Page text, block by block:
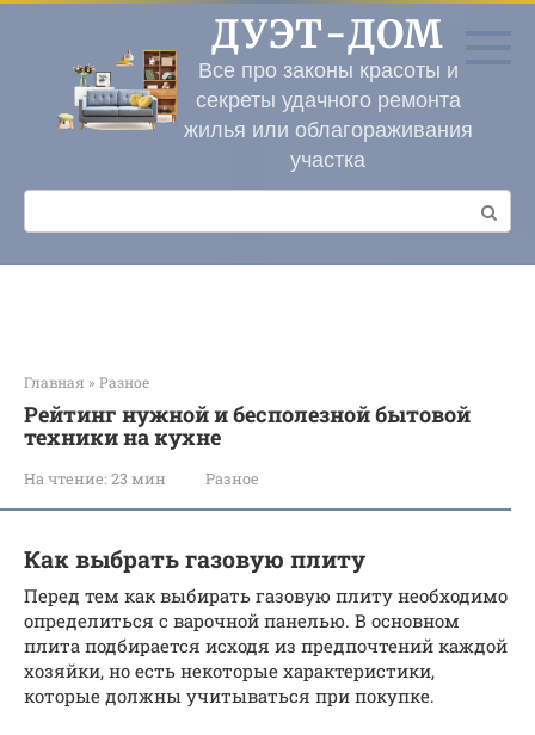
Перейти
контенту
ДУЭТ-ДОМ
Все про законы красоты и
секреты удачного ремонта
жилья или облагораживания
участка
Поиск:
Главная » Разное
Рейтинг нужной и бесполезной бытовой
техники на кухне
На чтение: 23 мин Разное
Как выбрать газовую плиту
Перед тем как выбирать газовую плиту необходимо
определиться с варочной панелью. В основном
плита подбирается исходя из предпочтений каждой
хозяйки, но есть некоторые характеристики,
которые должны учитываться при покупке.